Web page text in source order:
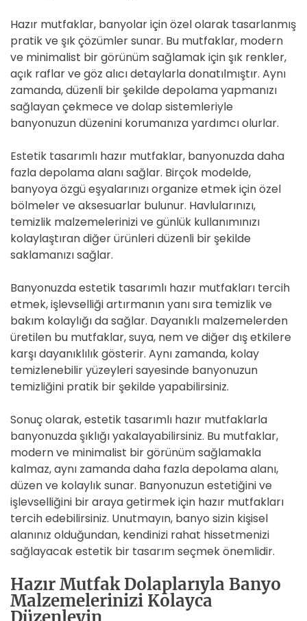
Hazır mutfaklar, banyolar için özel olarak tasarlanmış
pratik ve şık çözümler sunar. Bu mutfaklar, modern
ve minimalist bir görünüm sağlamak için şık renkler,
açık raflar ve göz alıcı detaylarla donatılmıştır. Aynı
zamanda, düzenli bir şekilde depolama yapmanızı
sağlayan çekmece ve dolap sistemleriyle
banyonuzun düzenini korumanıza yardımcı olurlar.
Estetik tasarımlı hazır mutfaklar, banyonuzda daha
fazla depolama alanı sağlar. Birçok modelde,
banyoya özgü eşyalarınızı organize etmek için özel
bölmeler ve aksesuarlar bulunur. Havlularınızı,
temizlik malzemelerinizi ve günlük kullanımınızı
kolaylaştıran diğer ürünleri düzenli bir şekilde
saklamanızı sağlar.
Banyonuzda estetik tasarımlı hazır mutfakları tercih
etmek, işlevselliği artırmanın yanı sıra temizlik ve
bakım kolaylığı da sağlar. Dayanıklı malzemelerden
üretilen bu mutfaklar, suya, nem ve diğer dış etkilere
karşı dayanıklılık gösterir. Aynı zamanda, kolay
temizlenebilir yüzeyleri sayesinde banyonuzun
temizliğini pratik bir şekilde yapabilirsiniz.
Sonuç olarak, estetik tasarımlı hazır mutfaklarla
banyonuzda şıklığı yakalayabilirsiniz. Bu mutfaklar,
modern ve minimalist bir görünüm sağlamakla
kalmaz, aynı zamanda daha fazla depolama alanı,
düzen ve kolaylık sunar. Banyonuzun estetiğini ve
işlevselliğini bir araya getirmek için hazır mutfakları
tercih edebilirsiniz. Unutmayın, banyo sizin kişisel
alanınız olduğundan, kendinizi rahat hissetmenizi
sağlayacak estetik bir tasarım seçmek önemlidir.
Hazır Mutfak Dolaplarıyla Banyo
Malzemelerinizi Kolayca